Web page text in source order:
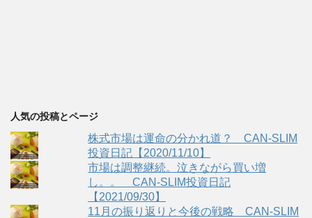
人気の投稿とページ
株式市場は運命の分かれ道？ CAN-SLIM
投資日記【2020/11/10】
市場は調整継続。泣きながら買い増
し。。 CAN-SLIM投資日記
【2021/09/30】
11月の振り返りと今後の戦略 CAN-SLIM